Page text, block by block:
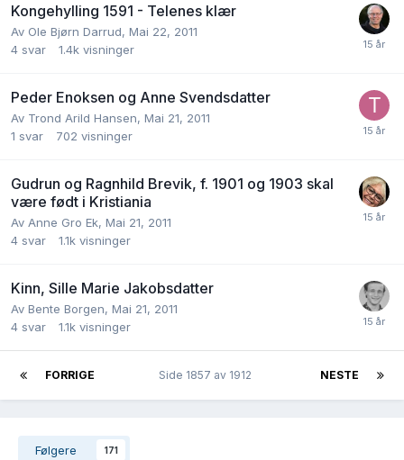
Kongehylling 1591 - Telenes klær
Av Ole Bjørn Darrud, Mai 22, 2011
4 svar 1.4k visninger
Peder Enoksen og Anne Svendsdatter
Av Trond Arild Hansen, Mai 21, 2011
1 svar 702 visninger
Gudrun og Ragnhild Brevik, f. 1901 og 1903 skal
være født i Kristiania
Av Anne Gro Ek, Mai 21, 2011
4 svar 1.1k visninger
Kinn, Sille Marie Jakobsdatter
Av Bente Borgen, Mai 21, 2011
4 svar 1.1k visninger
FORRIGE NESTE
Side 1857 av 1912
Følgere 171